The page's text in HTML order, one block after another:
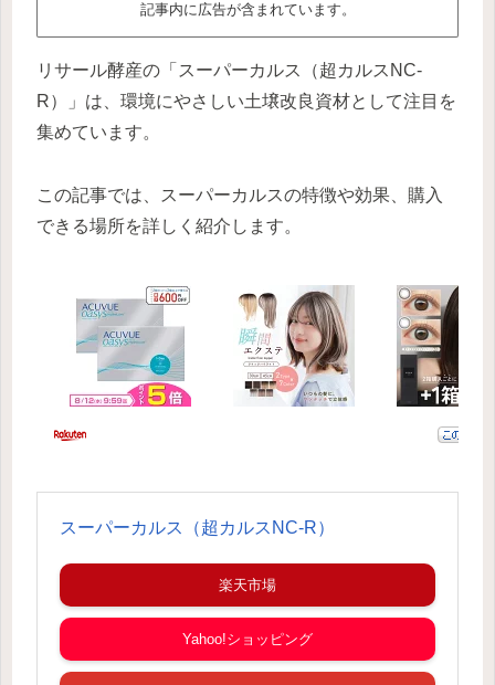
記事内に広告が含まれています。
リサール酵産の「スーパーカルス（超カルスNC-
R）」は、環境にやさしい土壌改良資材として注目を
集めています。
この記事では、スーパーカルスの特徴や効果、購入
できる場所を詳しく紹介します。
スーパーカルス（超カルスNC-R）
楽天市場
Yahoo!ショッピング